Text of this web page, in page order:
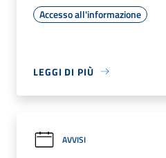
Accesso all'informazione
LEGGI DI PIÙ
AVVISI